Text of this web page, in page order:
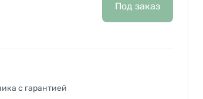
Под заказ
с гарантией